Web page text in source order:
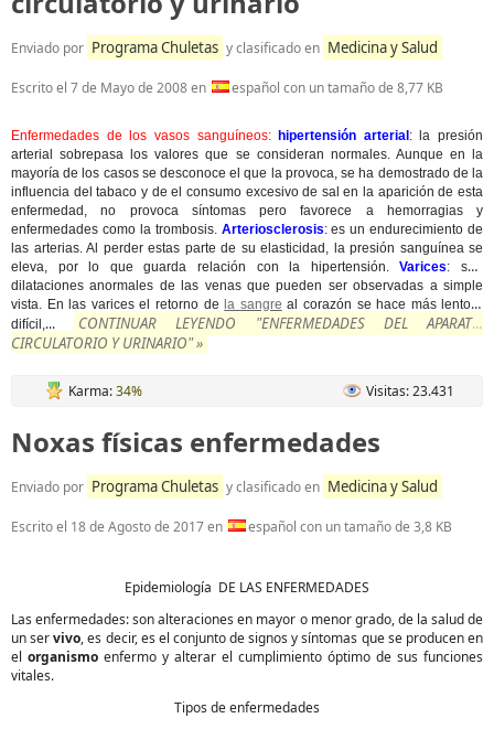
Enviado por Programa Chuletas y clasificado en Medicina y Salud
Escrito el 7 de Mayo de 2008en español con un tamaño de 8,77 KB
Enfermedades de los vasos sanguíneos: hipertensión arterial : la presión
arterial sobrepasa los valores que se consideran normales. Aunque en la
mayoría de los casos se desconoce el que la provoca, se ha demostrado de la
influencia del tabaco y de el consumo excesivo de sal en la aparición de esta
enfermedad, no provoca síntomas pero favorece a hemorragias y
enfermedades como la trombosis. Arteriosclerosis: es un endurecimiento de
las arterias. Al perder estas parte de su elasticidad, la presión sanguínea se
eleva, por lo que guarda relación con la hipertensión.Varices: son
dilataciones anormales de las venas que pueden ser observadas a simple
vista. En las varices el retorno de la sangre al corazón se hace más lento y
difícil,...
CONTINUAR LEYENDO "ENFERMEDADES DEL APARATO
CIRCULATORIO Y URINARIO" »
Karma:34% Visitas: 23.431
Noxas físicas enfermedades
Enviado por Programa Chuletas y clasificado en Medicina y Salud
Escrito el 18 de Agosto de 2017en español con un tamaño de 3,8 KB
Epidemiología DE LAS ENFERMEDADES
Las enfermedades: son alteraciones en mayor o menor grado, de la salud de
un servivo, es decir, es el conjunto de signos y síntomas que se producen en
el organismo enfermo y alterar el cumplimiento óptimo de sus funciones
vitales.
Tipos de enfermedades